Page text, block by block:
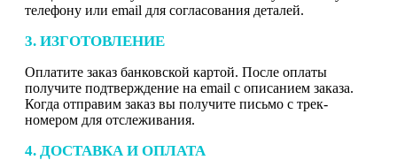
телефону или email для согласования деталей.
3. ИЗГОТОВЛЕНИЕ
Оплатите заказ банковской картой. После оплаты
получите подтверждение на email с описанием заказа.
Когда отправим заказ вы получите письмо с трек-
номером для отслеживания.
4. ДОСТАВКА И ОПЛАТА